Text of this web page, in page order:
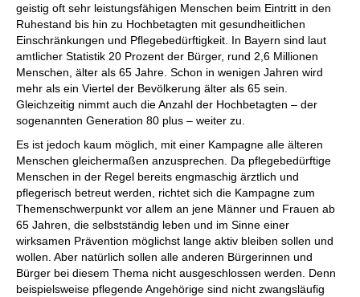
geistig oft sehr leistungsfähigen Menschen beim Eintritt in den
Ruhestand bis hin zu Hochbetagten mit gesundheitlichen
Einschränkungen und Pflegebedürftigkeit. In Bayern sind laut
amtlicher Statistik 20 Prozent der Bürger, rund 2,6 Millionen
Menschen, älter als 65 Jahre. Schon in wenigen Jahren wird
mehr als ein Viertel der Bevölkerung älter als 65 sein.
Gleichzeitig nimmt auch die Anzahl der Hochbetagten – der
sogenannten Generation 80 plus – weiter zu.
Es ist jedoch kaum möglich, mit einer Kampagne alle älteren
Menschen gleichermaßen anzusprechen. Da pflegebedürftige
Menschen in der Regel bereits engmaschig ärztlich und
pflegerisch betreut werden, richtet sich die Kampagne zum
Themenschwerpunkt vor allem an jene Männer und Frauen ab
65 Jahren, die selbstständig leben und im Sinne einer
wirksamen Prävention möglichst lange aktiv bleiben sollen und
wollen. Aber natürlich sollen alle anderen Bürgerinnen und
Bürger bei diesem Thema nicht ausgeschlossen werden. Denn
beispielsweise pflegende Angehörige sind nicht zwangsläufig